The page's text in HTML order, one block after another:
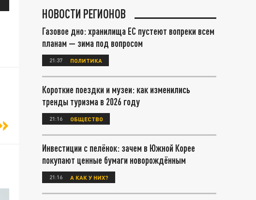
НОВОСТИ РЕГИОНОВ
Газовое дно: хранилища ЕС пустеют вопреки всем
планам — зима под вопросом
21:37 ПОЛИТИКА
Короткие поездки и музеи: как изменились
тренды туризма в 2026 году
21:16 ОБЩЕСТВО
Инвестиции с пелёнок: зачем в Южной Корее
покупают ценные бумаги новорождённым
21:16 А КАК У НИХ?